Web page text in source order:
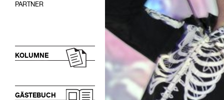
PARTNER
KOLUMNE
GÄSTEBUCH